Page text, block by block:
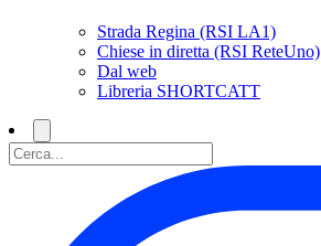
Strada Regina (RSI LA1)
Chiese in diretta (RSI ReteUno)
Dal web
Libreria SHORTCATT